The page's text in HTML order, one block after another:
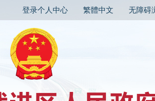
登录个人中心 繁體中文 无障碍